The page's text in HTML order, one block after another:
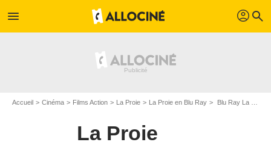
menu profil search
Accueil Cinéma Films Action La Proie La Proie en Blu Ray Blu Ray La Proie
La Proie